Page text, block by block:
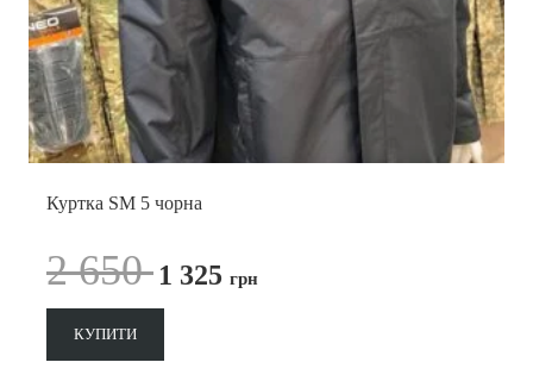
Куртка SM 5 чорна
2 650 1 325 грн
КУПИТИ